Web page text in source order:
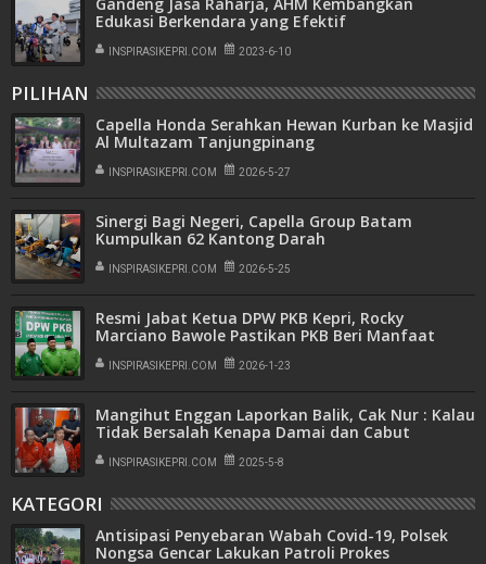
Edukasi Berkendara yang Efektif
INSPIRASIKEPRI.COM 2023-6-10
PILIHAN
Capella Honda Serahkan Hewan Kurban ke Masjid
Al Multazam Tanjungpinang
INSPIRASIKEPRI.COM 2026-5-27
Sinergi Bagi Negeri, Capella Group Batam
Kumpulkan 62 Kantong Darah
INSPIRASIKEPRI.COM 2026-5-25
Resmi Jabat Ketua DPW PKB Kepri, Rocky
Marciano Bawole Pastikan PKB Beri Manfaat
Nyata Bagi Masyarakat
INSPIRASIKEPRI.COM 2026-1-23
Mangihut Enggan Laporkan Balik, Cak Nur : Kalau
Tidak Bersalah Kenapa Damai dan Cabut
INSPIRASIKEPRI.COM 2025-5-8
KATEGORI
Antisipasi Penyebaran Wabah Covid-19, Polsek
Nongsa Gencar Lakukan Patroli Prokes